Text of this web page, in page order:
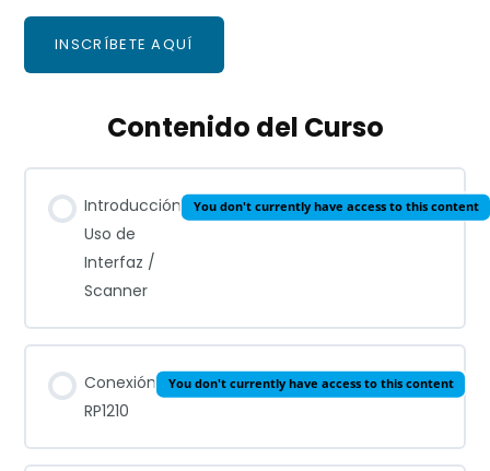
INSCRÍBETE AQUÍ
Contenido del Curso
Introducción
Uso de
Interfaz /
Scanner
You don't currently have access to this content
Conexión
RP1210
You don't currently have access to this content